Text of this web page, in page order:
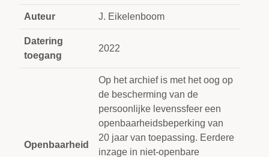
Auteur J. Eikelenboom
Datering
toegang
2022
Openbaarheid
Op het archief is met het oog op
de bescherming van de
persoonlijke levenssfeer een
openbaarheidsbeperking van
20 jaar van toepassing. Eerdere
inzage in niet-openbare